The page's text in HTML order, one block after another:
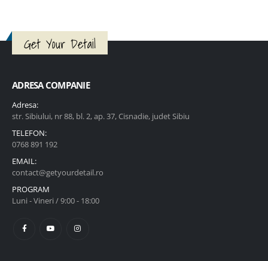
Get Your Detail
ADRESA COMPANIE
Adresa:
str. Sibiului, nr 88, bl. 2, ap. 37, Cisnadie, judet Sibiu
TELEFON:
0768 891 192
EMAIL:
contact@getyourdetail.ro
PROGRAM
Luni - Vineri / 9:00 - 18:00